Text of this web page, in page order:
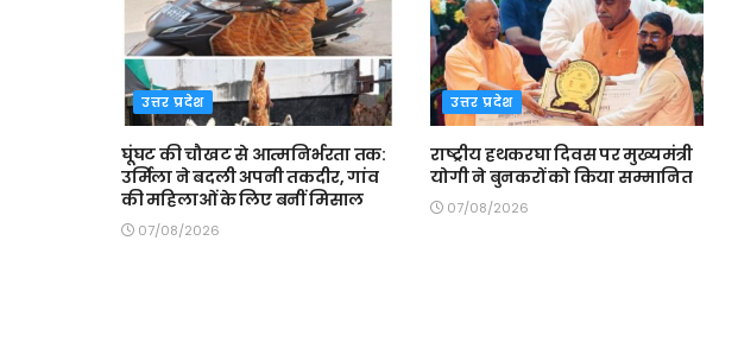
उत्तर प्रदेश
घूंघट की चौखट से आत्मनिर्भरता तक:
उर्मिला ने बदली अपनी तकदीर, गांव
की महिलाओं के लिए बनीं मिसाल
07/08/2026
उत्तर प्रदेश
राष्ट्रीय हथकरघा दिवस पर मुख्यमंत्री
योगी ने बुनकरों को किया सम्मानित
07/08/2026